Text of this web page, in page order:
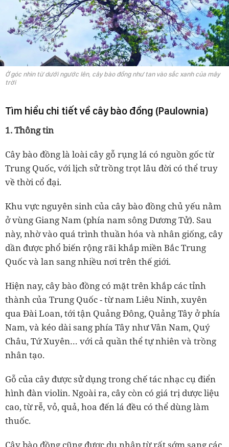
Ở góc nhìn từ dưới ngước lên, cây bào đồng như tan vào sắc xanh của mây
trời
Tìm hiểu chi tiết về cây bào đồng (Paulownia)
1. Thông tin
Cây bào đồng là loài cây gỗ rụng lá có nguồn gốc từ
Trung Quốc, với lịch sử trồng trọt lâu đời có thể truy
về thời cổ đại.
Khu vực nguyên sinh của cây bào đồng chủ yếu nằm
ở vùng Giang Nam (phía nam sông Dương Tử). Sau
này, nhờ vào quá trình thuần hóa và nhân giống, cây
dần được phổ biến rộng rãi khắp miền Bắc Trung
Quốc và lan sang nhiều nơi trên thế giới.
Hiện nay, cây bào đồng có mặt trên khắp các tỉnh
thành của Trung Quốc - từ nam Liêu Ninh, xuyên
qua Đài Loan, tới tận Quảng Đông, Quảng Tây ở phía
Nam, và kéo dài sang phía Tây như Vân Nam, Quý
Châu, Tứ Xuyên… với cả quần thể tự nhiên và trồng
nhân tạo.
Gỗ của cây được sử dụng trong chế tác nhạc cụ điển
hình đàn violin. Ngoài ra, cây còn có giá trị dược liệu
cao, từ rễ, vỏ, quả, hoa đến lá đều có thể dùng làm
thuốc.